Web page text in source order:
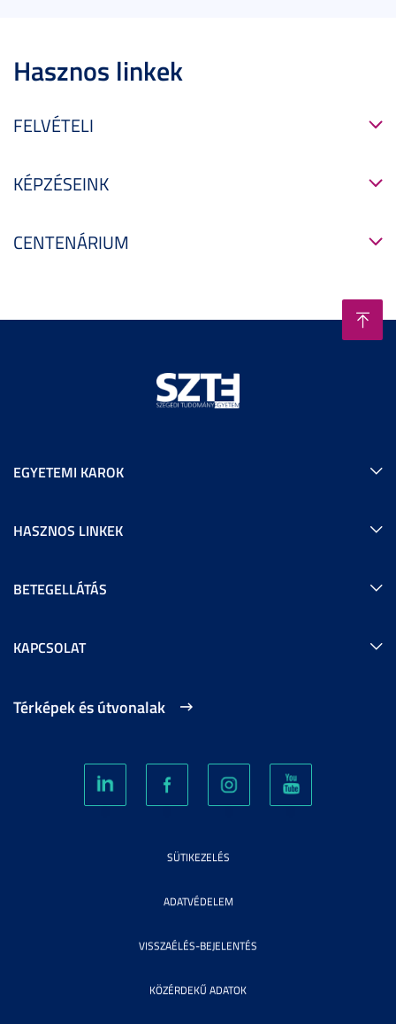
Hasznos linkek
FELVÉTELI
KÉPZÉSEINK
CENTENÁRIUM
EGYETEMI KAROK
HASZNOS LINKEK
BETEGELLÁTÁS
KAPCSOLAT
Térképek és útvonalak
SÜTIKEZELÉS
ADATVÉDELEM
VISSZAÉLÉS-BEJELENTÉS
KÖZÉRDEKŰ ADATOK